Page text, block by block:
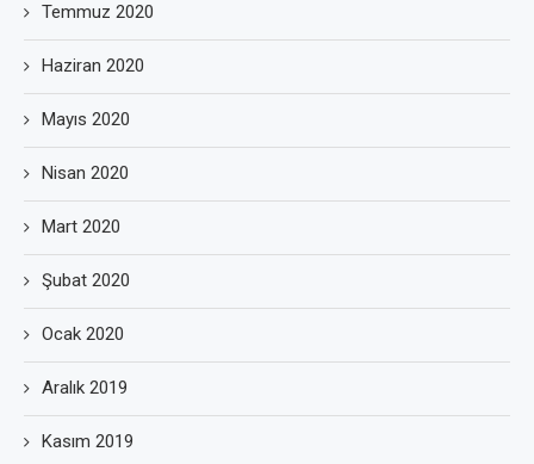
Temmuz 2020
Haziran 2020
Mayıs 2020
Nisan 2020
Mart 2020
Şubat 2020
Ocak 2020
Aralık 2019
Kasım 2019